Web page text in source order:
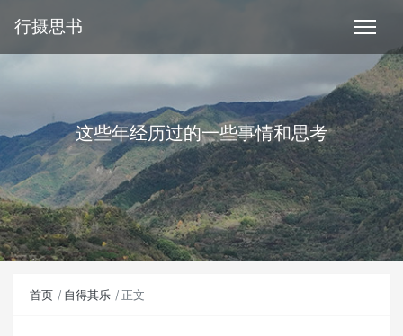
行摄思书
这些年经历过的一些事情和思考
首页 自得其乐 正文